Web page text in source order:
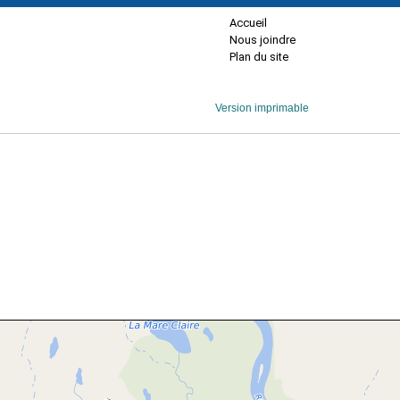
Accueil
Nous joindre
Plan du site
Version imprimable